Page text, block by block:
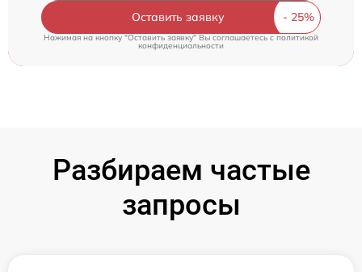
Оставить заявку
Нажимая на кнопку "Оставить заявку" Вы соглашаетесь cполитикой
конфиденциальности
Разбираем частые
запросы